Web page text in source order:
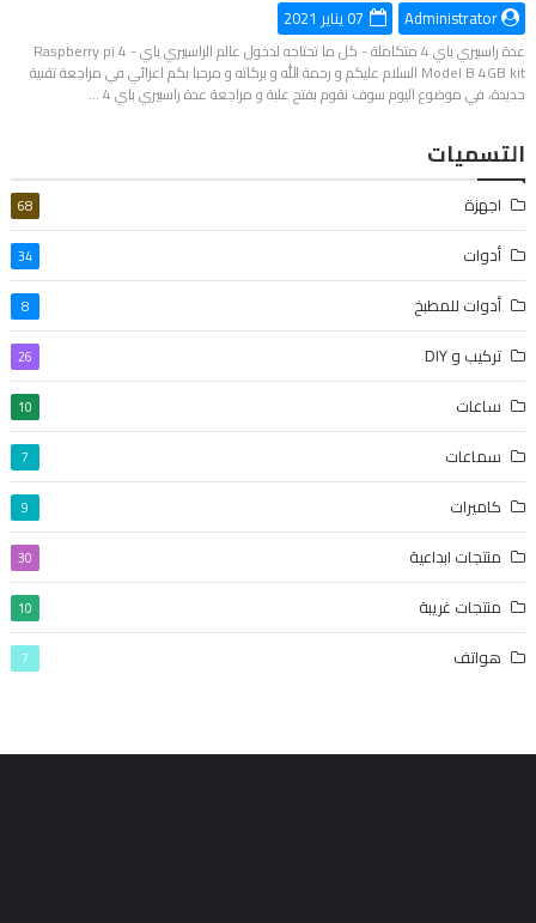
Administrator 07 يناير 2021
عدة راسبيري باي 4 متكاملة - كل ما تحتاجه لدخول عالم الراسبيري باي - Raspberry pi 4
Model B 4GB kit السلام عليكم و رحمة الله و بركاته و مرحبا بكم اعزائي في مراجعة تقنية
جديدة، في موضوع اليوم سوف نقوم بفتح علبة و مراجعة عدة راسبيري باي 4 …
التسميات
اجهزة 68
أدوات 34
أدوات للمطبخ 8
تركيب و DIY 26
ساعات 10
سماعات 7
كاميرات 9
منتجات ابداعية 30
منتجات غريبة 10
هواتف 7